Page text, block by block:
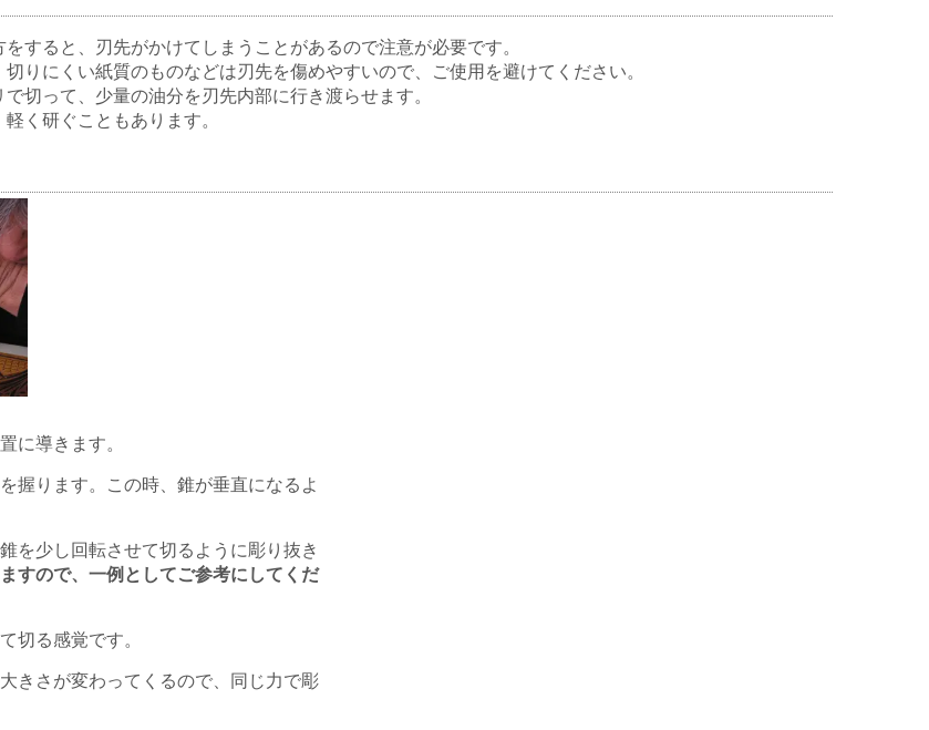
すると、刃先がかけてしまうことがあるので注意が必要です。
りにくい紙質のものなどは刃先を傷めやすいので、ご使用を避けてください。
切って、少量の油分を刃先内部に行き渡らせます。
く研ぐこともあります。
に導きます。
握ります。この時、錐が垂直になるよ
を少し回転させて切るように彫り抜き
すので、一例としてご参考にしてくだ
切る感覚です。
きさが変わってくるので、同じ力で彫